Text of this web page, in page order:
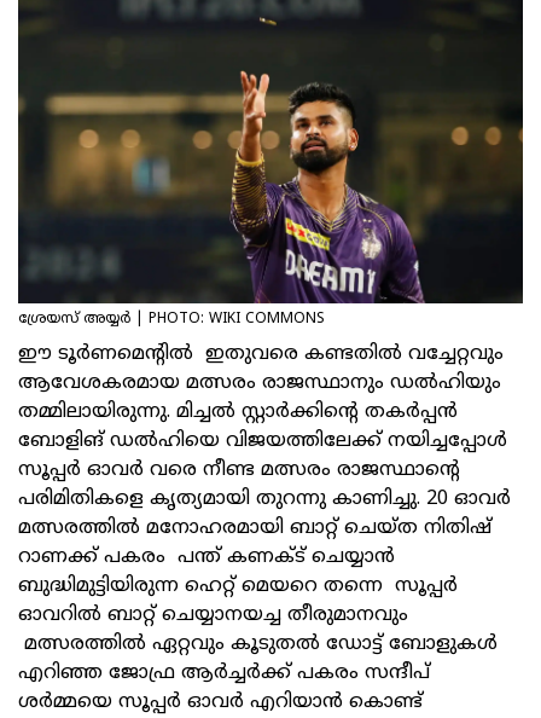
ശ്രേയസ് അയ്യർ | PHOTO: WIKI COMMONS
ഈ ടൂർണമെന്റിൽ ഇതുവരെ കണ്ടതിൽ വച്ചേറ്റവും
ആവേശകരമായ മത്സരം രാജസ്ഥാനും ഡൽഹിയും
തമ്മിലായിരുന്നു. മിച്ചൽ സ്റ്റാർക്കിന്റെ തകർപ്പൻ
ബോളിങ് ഡൽഹിയെ വിജയത്തിലേക്ക് നയിച്ചപ്പോൾ
സൂപ്പർ ഓവർ വരെ നീണ്ട മത്സരം രാജസ്ഥാന്റെ
പരിമിതികളെ കൃത്യമായി തുറന്നു കാണിച്ചു. 20 ഓവർ
മത്സരത്തിൽ മനോഹരമായി ബാറ്റ് ചെയ്ത നിതിഷ്
റാണക്ക് പകരം പന്ത് കണക്ട് ചെയ്യാൻ
ബുദ്ധിമുട്ടിയിരുന്ന ഹെറ്റ് മെയറെ തന്നെ സൂപ്പർ
ഓവറിൽ ബാറ്റ് ചെയ്യാനയച്ച തീരുമാനവും
മത്സരത്തിൽ ഏറ്റവും കൂടുതൽ ഡോട്ട് ബോളുകൾ
എറിഞ്ഞ ജോഫ്ര ആർച്ചർക്ക് പകരം സന്ദീപ്
ശർമ്മയെ സൂപ്പർ ഓവർ എറിയാൻ കൊണ്ട്